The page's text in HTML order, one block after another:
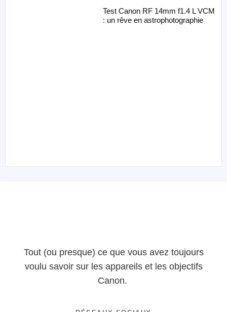
Test Canon RF 14mm f1.4 L VCM
: un rêve en astrophotographie
Tout (ou presque) ce que vous avez toujours
voulu savoir sur les appareils et les objectifs
Canon.